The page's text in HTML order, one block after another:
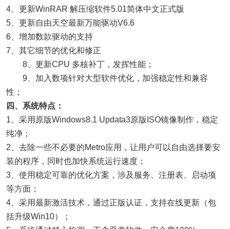
4、更新WinRAR 解压缩软件5.01简体中文正式版
5、更新自由天空最新万能驱动V6.6
6、增加数款驱动的支持
7、其它细节的优化和修正
8、更新CPU 多核补丁，发挥性能；
9、加入数项针对大型软件优化，加强稳定性和兼容
性；
四、系统特点：
1、采用原版Windows8.1 Updata3原版ISO镜像制作，稳定
纯净；
2、去除一些不必要的Metro应用，让用户可以自由选择要安
装的程序，同时也加快系统运行速度；
3、使用稳定可靠的优化方案，涉及服务、注册表、启动项
等方面；
4、采用最新激活技术，通过正版认证，支持在线更新（包
括升级Win10）；